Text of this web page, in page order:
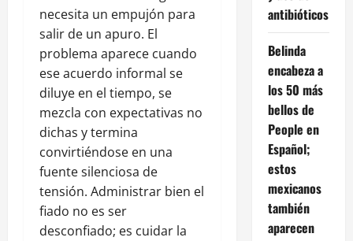
necesita un empujón para
salir de un apuro. El
problema aparece cuando
ese acuerdo informal se
diluye en el tiempo, se
mezcla con expectativas no
dichas y termina
convirtiéndose en una
fuente silenciosa de
tensión. Administrar bien el
fiado no es ser
desconfiado; es cuidar la
antibióticos
Belinda
encabeza a
los 50 más
bellos de
People en
Español;
estos
mexicanos
también
aparecen